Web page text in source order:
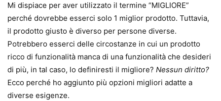
Mi dispiace per aver utilizzato il termine “MIGLIORE”
perché dovrebbe esserci solo 1 miglior prodotto. Tuttavia,
il prodotto giusto è diverso per persone diverse.
Potrebbero esserci delle circostanze in cui un prodotto
ricco di funzionalità manca di una funzionalità che desideri
di più, in tal caso, lo definiresti il ​​migliore? Nessun diritto?
Ecco perché ho aggiunto più opzioni migliori adatte a
diverse esigenze.